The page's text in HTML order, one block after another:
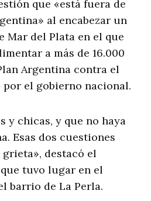
que «está fuera de
al encabezar un
Mar del Plata en el que
a más de 16.000
Argentina contra el
por el gobierno nacional.
y chicas, y que no haya
Esas dos cuestiones
destacó el
tuvo lugar en el
barrio de La Perla.